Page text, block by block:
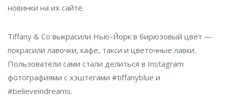
новинки на их сайте.
Tiffany & Co выкрасили Нью-Йорк в бирюзовый цвет —
покрасили лавочки, кафе, такси и цветочные лавки.
Пользователи сами стали делиться в Instagram
фотографиями с хэштегами #tiffanyblue и
#believeindreams.